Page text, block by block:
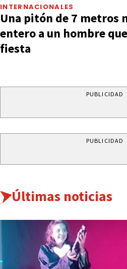
INTERNACIONALES
Una pitón de 7 metros
entero a un hombre
fiesta
PUBLICIDAD
PUBLICIDAD
Últimas noticias